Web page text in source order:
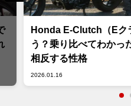
Honda E-Clutch（Eク
う？乗り比べてわかっ
相反する性格
2026.01.16